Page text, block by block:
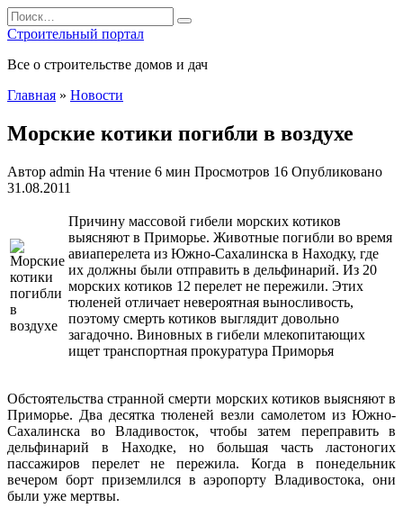
Перейти
к
содержанию
Search
for:
Строительный портал
Все о строительстве домов и дач
Главная » Новости
Морские котики погибли в воздухе
Автор admin На чтение 6 мин Просмотров 16 Опубликовано
31.08.2011
Причину массовой гибели морских котиков
выясняют в Приморье. Животные погибли во время
авиаперелета из Южно-Сахалинска в Находку, где
их должны были отправить в дельфинарий. Из 20
морских котиков 12 перелет не пережили. Этих
тюленей отличает невероятная выносливость,
поэтому смерть котиков выглядит довольно
загадочно. Виновных в гибели млекопитающих
ищет транспортная прокуратура Приморья
Обстоятельства странной смерти морских котиков выясняют в
Приморье. Два десятка тюленей везли самолетом из Южно-
Сахалинска во Владивосток, чтобы затем переправить в
дельфинарий в Находке, но большая часть ластоногих
пассажиров перелет не пережила. Когда в понедельник
вечером борт приземлился в аэропорту Владивостока, они
были уже мертвы.